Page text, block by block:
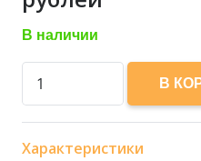
В наличии
Количество
товара
500
мл
В
Характеристики